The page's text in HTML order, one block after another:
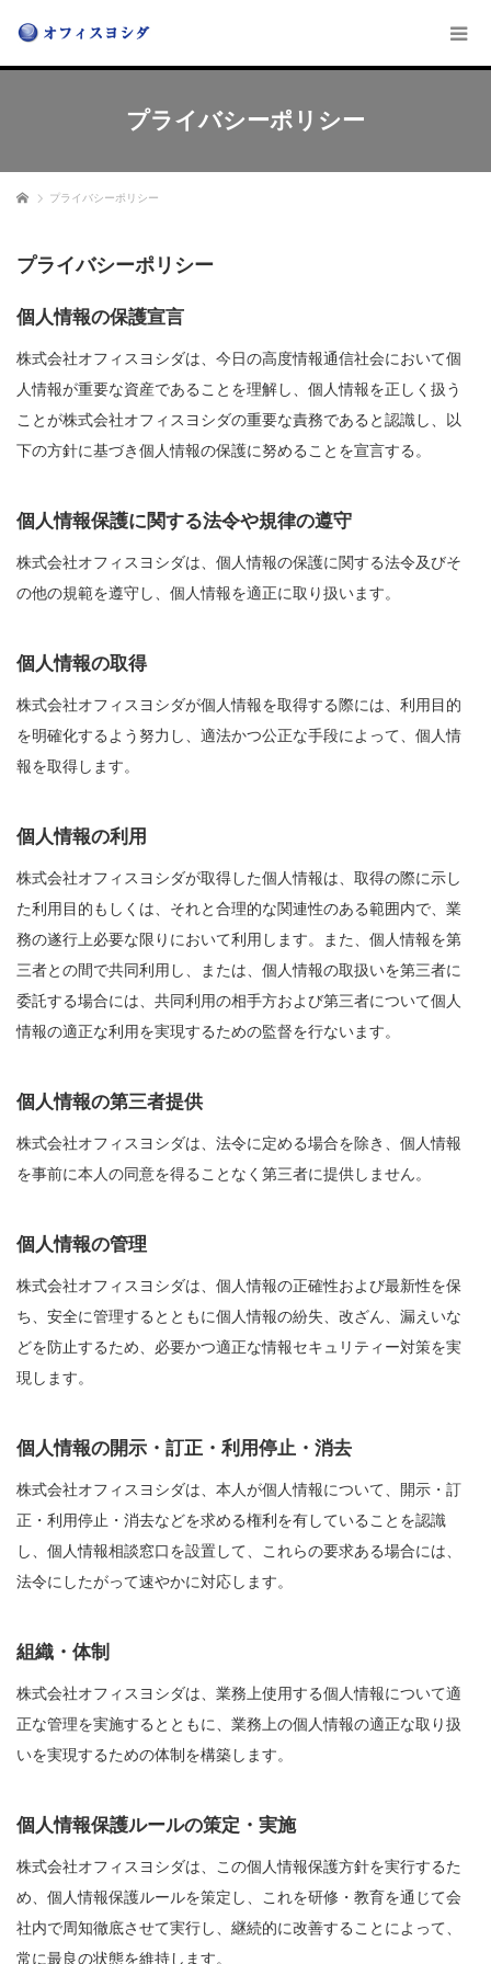
プライバシーポリシー
ホーム プライバシーポリシー
プライバシーポリシー
個人情報の保護宣言
株式会社オフィスヨシダは、今日の高度情報通信社会において個
人情報が重要な資産であることを理解し、個人情報を正しく扱う
ことが株式会社オフィスヨシダの重要な責務であると認識し、以
下の方針に基づき個人情報の保護に努めることを宣言する。
個人情報保護に関する法令や規律の遵守
株式会社オフィスヨシダは、個人情報の保護に関する法令及びそ
の他の規範を遵守し、個人情報を適正に取り扱います。
個人情報の取得
株式会社オフィスヨシダが個人情報を取得する際には、利用目的
を明確化するよう努力し、適法かつ公正な手段によって、個人情
報を取得します。
個人情報の利用
株式会社オフィスヨシダが取得した個人情報は、取得の際に示し
た利用目的もしくは、それと合理的な関連性のある範囲内で、業
務の遂行上必要な限りにおいて利用します。また、個人情報を第
三者との間で共同利用し、または、個人情報の取扱いを第三者に
委託する場合には、共同利用の相手方および第三者について個人
情報の適正な利用を実現するための監督を行ないます。
個人情報の第三者提供
株式会社オフィスヨシダは、法令に定める場合を除き、個人情報
を事前に本人の同意を得ることなく第三者に提供しません。
個人情報の管理
株式会社オフィスヨシダは、個人情報の正確性および最新性を保
ち、安全に管理するとともに個人情報の紛失、改ざん、漏えいな
どを防止するため、必要かつ適正な情報セキュリティー対策を実
現します。
個人情報の開示・訂正・利用停止・消去
株式会社オフィスヨシダは、本人が個人情報について、開示・訂
正・利用停止・消去などを求める権利を有していることを認識
し、個人情報相談窓口を設置して、これらの要求ある場合には、
法令にしたがって速やかに対応します。
組織・体制
株式会社オフィスヨシダは、業務上使用する個人情報について適
正な管理を実施するとともに、業務上の個人情報の適正な取り扱
いを実現するための体制を構築します。
個人情報保護ルールの策定・実施
株式会社オフィスヨシダは、この個人情報保護方針を実行するた
め、個人情報保護ルールを策定し、これを研修・教育を通じて会
社内で周知徹底させて実行し、継続的に改善することによって、
常に最良の状態を維持します。